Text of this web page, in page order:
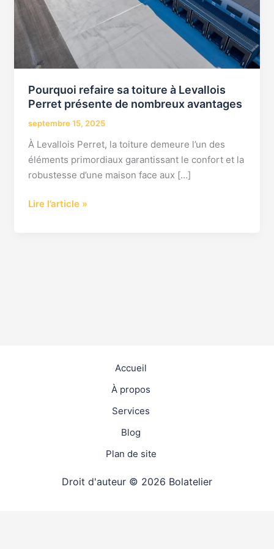
Pourquoi refaire sa toiture à Levallois
Perret présente de nombreux avantages
septembre 15, 2025
À Levallois Perret, la toiture demeure l’un des
éléments primordiaux garantissant le confort et la
robustesse d’une maison face aux […]
Perret
présente
de
nombreux
avantages
Lire l’article »
Accueil
À propos
Services
Blog
Plan de site
Droit d'auteur © 2026 Bolatelier